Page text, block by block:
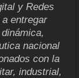
y Redes
entregar
nacional
con la
industrial,